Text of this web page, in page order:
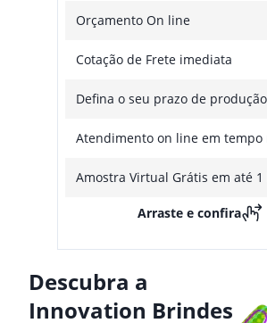
Orçamento On line
Cotação de Frete imediata
Defina o seu prazo de produção
Atendimento on line em tempo
Amostra Virtual Grátis em até 1
Arraste e confira
Descubra a
Innovation Brindes